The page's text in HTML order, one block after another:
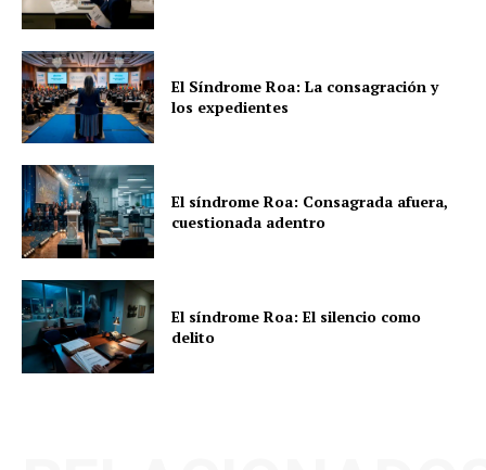
El Síndrome Roa: La consagración y
los expedientes
El síndrome Roa: Consagrada afuera,
cuestionada adentro
El síndrome Roa: El silencio como
delito